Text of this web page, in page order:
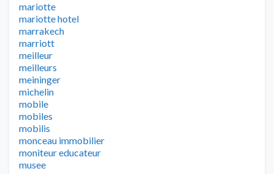
mariotte
mariotte hotel
marrakech
marriott
meilleur
meilleurs
meininger
michelin
mobile
mobiles
mobilis
monceau immobilier
moniteur educateur
musee